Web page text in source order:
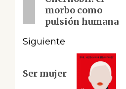
entradas
morbo como
pulsión humana
Siguiente
entrada:
Ser mujer